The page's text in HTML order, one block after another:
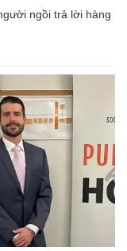
ngồi trả lời hàng